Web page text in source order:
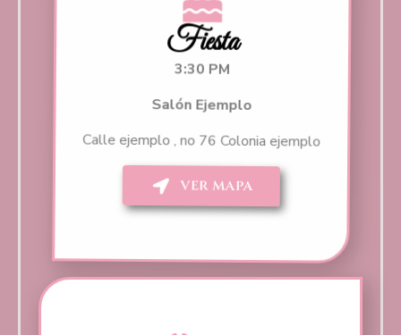
Fiesta
3:30 PM
Salón Ejemplo
Calle ejemplo , no 76 Colonia ejemplo
VER MAPA